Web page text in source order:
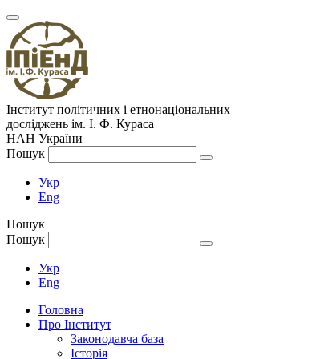
Інститут політичних і етнонаціональних
досліджень ім. І. Ф. Кураса
НАН України
Пошук
Укр
Eng
Пошук
Пошук
Укр
Eng
Головна
Про Інститут
Законодавча база
Історія